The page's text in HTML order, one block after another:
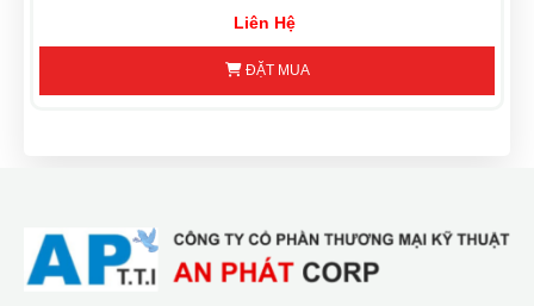
Liên Hệ
ĐẶT MUA